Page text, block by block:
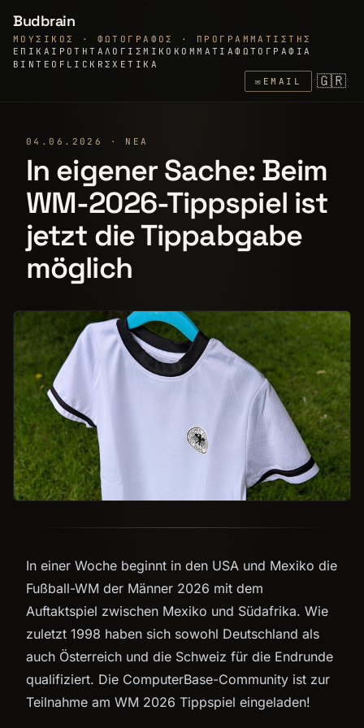
Budbrain
ΜΟΥΣΙΚΌΣ · ΦΩΤΟΓΡΆΦΟΣ · ΠΡΟΓΡΑΜΜΑΤΙΣΤΉΣ
ΕΠΙΚΑΙΡΌΤΗΤΑΛΟΓΙΣΜΙΚΌ ΚΟΜΜΆΤΙΑΦΩΤΟΓΡΑΦΊΑ
ΒΊΝΤΕΟ FLICKRΣΧΕΤΙΚΆ
✉ EMAIL 🇬🇷
04.06.2026 · ΝΈΑ
In eigener Sache: Beim
WM-2026-Tippspiel ist
jetzt die Tippabgabe
möglich
In einer Woche beginnt in den USA und Mexiko die
Fußball-WM der Männer 2026 mit dem
Auftaktspiel zwischen Mexiko und Südafrika. Wie
zuletzt 1998 haben sich sowohl Deutschland als
auch Österreich und die Schweiz für die Endrunde
qualifiziert. Die ComputerBase-Community ist zur
Teilnahme am WM 2026 Tippspiel eingeladen!